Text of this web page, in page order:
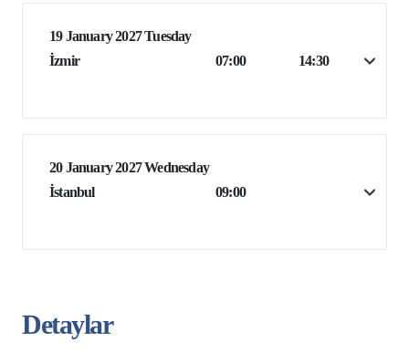
19 January 2027 Tuesday
İzmir
07:00 14:30
20 January 2027 Wednesday
İstanbul
09:00
Detaylar